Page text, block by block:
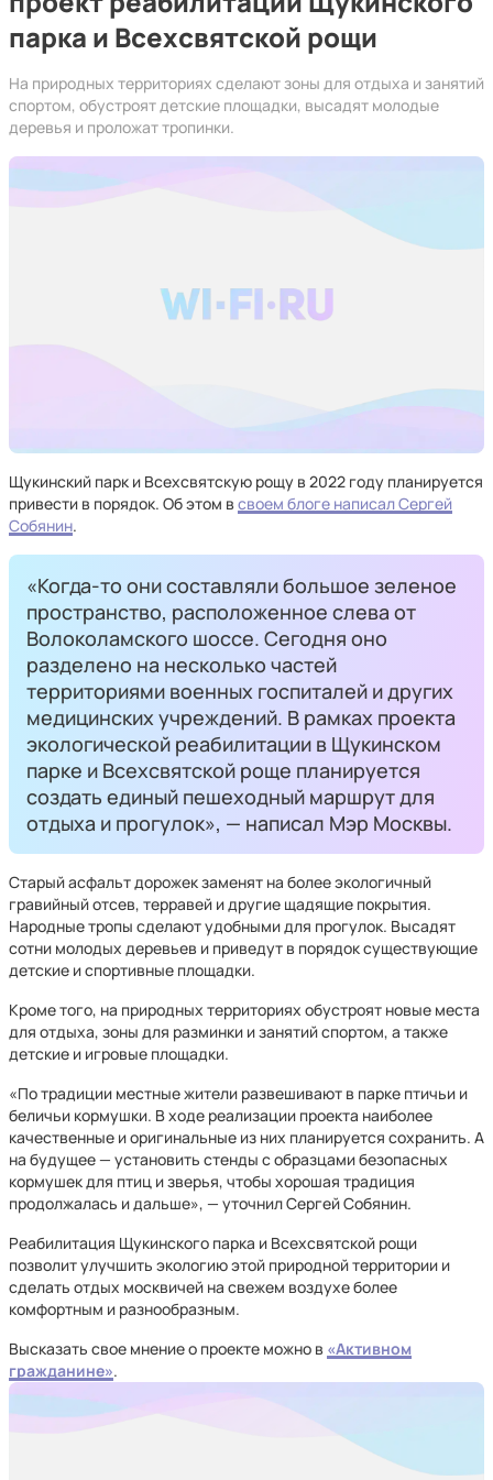
парка и Всехсвятской рощи
На природных территориях сделают зоны для отдыха и занятий
спортом, обустроят детские площадки, высадят молодые
деревья и проложат тропинки.
Щукинский парк и Всехсвятскую рощу в 2022 году планируется
привести в порядок. Об этом в своем блоге написал Сергей
Собянин.
«Когда-то они составляли большое зеленое
пространство, расположенное слева от
Волоколамского шоссе. Сегодня оно
разделено на несколько частей
территориями военных госпиталей и других
медицинских учреждений. В рамках проекта
экологической реабилитации в Щукинском
парке и Всехсвятской роще планируется
создать единый пешеходный маршрут для
отдыха и прогулок», — написал Мэр Москвы.
Старый асфальт дорожек заменят на более экологичный
гравийный отсев, терравей и другие щадящие покрытия.
Народные тропы сделают удобными для прогулок. Высадят
сотни молодых деревьев и приведут в порядок существующие
детские и спортивные площадки.
Кроме того, на природных территориях обустроят новые места
для отдыха, зоны для разминки и занятий спортом, а также
детские и игровые площадки.
«По традиции местные жители развешивают в парке птичьи и
беличьи кормушки. В ходе реализации проекта наиболее
качественные и оригинальные из них планируется сохранить. А
на будущее — установить стенды с образцами безопасных
кормушек для птиц и зверья, чтобы хорошая традиция
продолжалась и дальше», — уточнил Сергей Собянин.
Реабилитация Щукинского парка и Всехсвятской рощи
позволит улучшить экологию этой природной территории и
сделать отдых москвичей на свежем воздухе более
комфортным и разнообразным.
Высказать свое мнение о проекте можно в «Активном
гражданине».